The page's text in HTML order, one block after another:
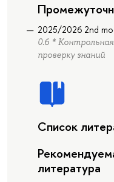
2025/2026 2nd
0.6 *
проверку знаний
Список
литература